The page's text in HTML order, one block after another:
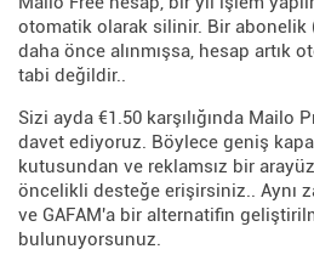
otomatik olarak silinir. Bir abonelik
daha önce alınmışsa, hesap artık
tabi değildir..
Sizi ayda €1.50 karşılığında Mailo
davet ediyoruz. Böylece geniş
kutusundan ve reklamsız bir
öncelikli desteğe erişirsiniz.. Aynı
ve GAFAM'a bir alternatifin
bulunuyorsunuz.